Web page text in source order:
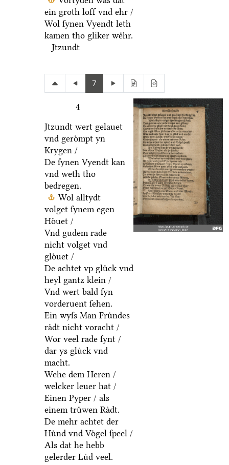
ein groth loff vnd ehr /
Wol ſynen Vyendt leth
kamen tho gliker weͤhr.
Jtzundt
7
4
Jtzundt wert gelauet
vnd geroͤmpt yn
Krygen /
De ſynen Vyendt kan
vnd weth tho
bedregen.
Wol alltydt
volget ſynem egen
Hoͤuet /
Vnd gudem rade
nicht volget vnd
gloͤuet /
De achtet vp gluͤck vnd
heyl gantz klein /
Vnd wert bald ſyn
vorderuent ſehen.
Ein wyſs Man Fruͤndes
raͤdt nicht voracht /
Wor veel rade ſynt /
dar ys gluͤck vnd
macht.
Wehe dem Heren /
welcker leuer hat /
Einen Pyper / als
einem truͤwen Raͤdt.
De mehr achtet der
Huͤnd vnd Voͤgel ſpeel /
Als dat he hebb
gelerder Luͤd veel.